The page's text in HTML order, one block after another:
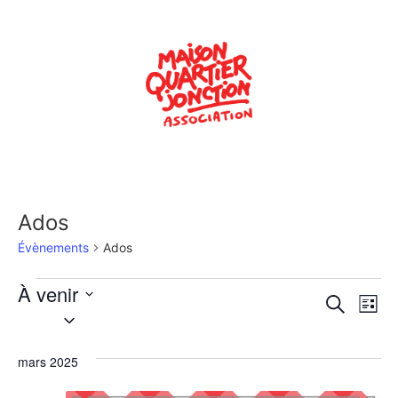
Ados
Évènements Ados
Recherche
Liste
À venir
Sélectionnez
mars 2025